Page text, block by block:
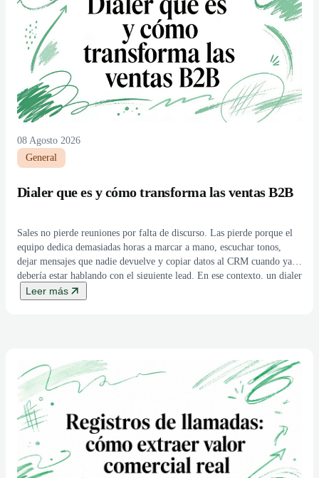
08 Agosto 2026
General
Dialer que es y cómo transforma las ventas B2B
Sales no pierde reuniones por falta de discurso. Las pierde porque el
equipo dedica demasiadas horas a marcar a mano, escuchar tonos,
dejar mensajes que nadie devuelve y copiar datos al CRM cuando ya
debería estar hablando con el siguiente lead. En ese contexto, un dialer
no es un accesorio, es la capa que decide […]
Leer más